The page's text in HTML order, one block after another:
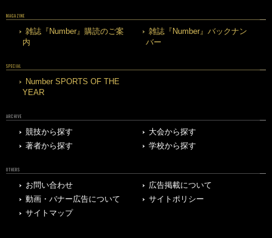
MAGAZINE
雑誌『Number』購読のご案
内
雑誌『Number』バックナン
バー
SPECIAL
Number SPORTS OF THE
YEAR
ARCHIVE
競技から探す
大会から探す
著者から探す
学校から探す
OTHERS
お問い合わせ
広告掲載について
動画・バナー広告について
サイトポリシー
サイトマップ